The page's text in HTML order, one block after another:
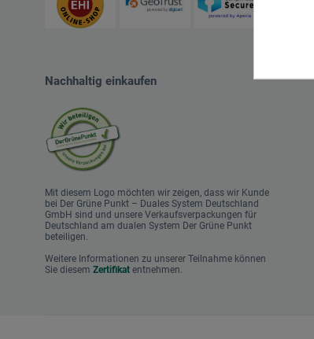
Nachhaltig einkaufen
Mit diesem Logo möchten wir zeigen, dass wir Kunde
bei Der Grüne Punkt – Duales System Deutschland
GmbH sind und unsere Verkaufsverpackungen für
Deutschland am dualen System Der Grüne Punkt
beteiligen.
Weitere Informationen zu unserer Teilnahme können
Sie diesem Zertifikat entnehmen.